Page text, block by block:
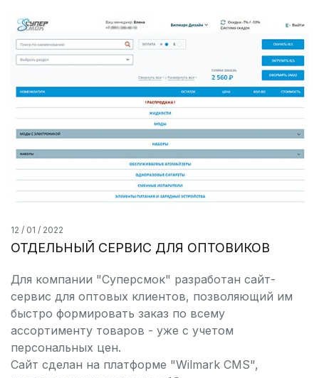
12 / 01 / 2022
ОТДЕЛЬНЫЙ СЕРВИС ДЛЯ ОПТОВИКОВ
Для компании "Суперсмок" разработан сайт-
сервис для оптовых клиентов, позволяющий им
быстро формировать заказ по всему
ассортименту товаров - уже с учетом
персональных цен.
Сайт сделан на платформе "Wilmark CMS",